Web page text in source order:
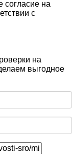
согласие на
с
на
выгодное